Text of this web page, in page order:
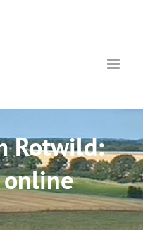
Rotwild: